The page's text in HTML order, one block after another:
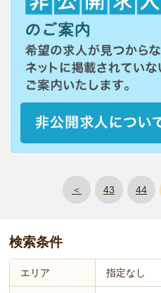
＜ 43 44
検索条件
エリア 指定なし